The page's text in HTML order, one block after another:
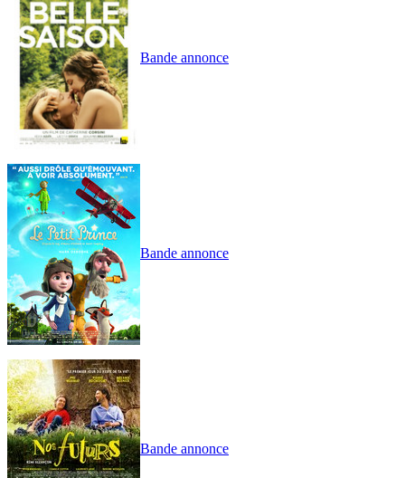
Bande annonce
Bande annonce
Bande annonce